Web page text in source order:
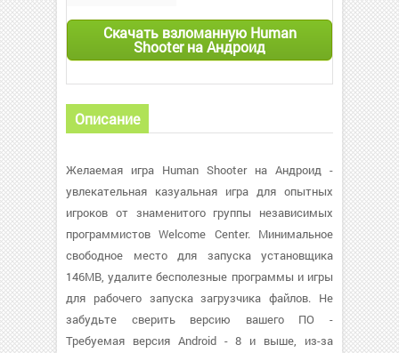
Скачать взломанную Human
Shooter на Андроид
Описание
Желаемая игра Human Shooter на Андроид -
увлекательная казуальная игра для опытных
игроков от знаменитого группы независимых
программистов Welcome Center. Минимальное
свободное место для запуска установщика
146MB, удалите бесполезные программы и игры
для рабочего запуска загрузчика файлов. Не
забудьте сверить версию вашего ПО -
Требуемая версия Android - 8 и выше, из-за